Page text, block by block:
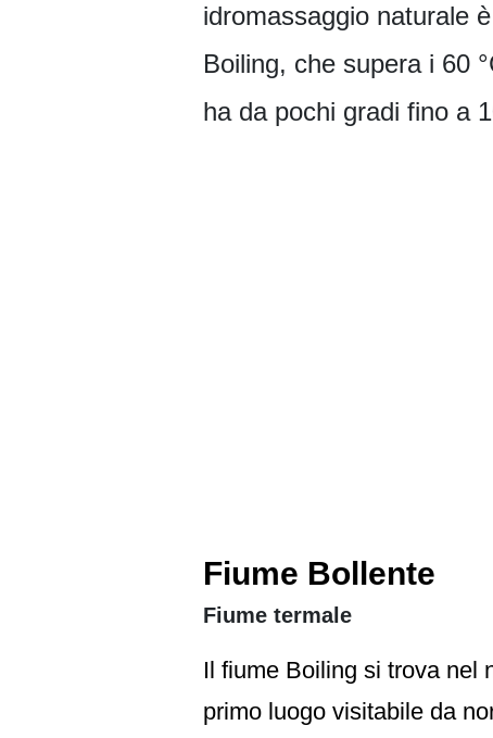
idromassaggio naturale
Boiling, che supera i 60
ha da pochi gradi fino a
Fiume Bollente
Fiume termale
Il fiume Boiling si trova nel
primo luogo visitabile da